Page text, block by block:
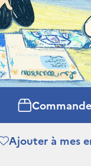
Ajouter à mes